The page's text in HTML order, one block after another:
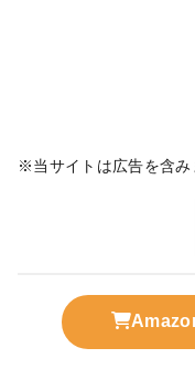
※当サイトは広告を含み